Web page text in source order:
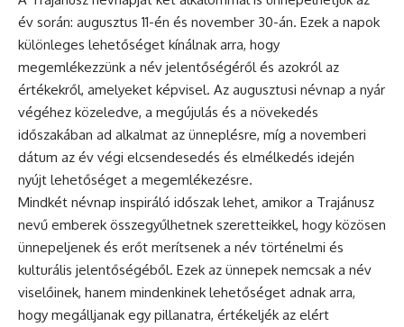
év során: augusztus 11-én és november 30-án. Ezek a napok
különleges lehetőséget kínálnak arra, hogy
megemlékezzünk a név jelentőségéről és azokról az
értékekről, amelyeket képvisel. Az augusztusi névnap a nyár
végéhez közeledve, a megújulás és a növekedés
időszakában ad alkalmat az ünneplésre, míg a novemberi
dátum az év végi elcsendesedés és elmélkedés idején
nyújt lehetőséget a megemlékezésre.
Mindkét névnap inspiráló időszak lehet, amikor a Trajánusz
nevű emberek összegyűlhetnek szeretteikkel, hogy közösen
ünnepeljenek és erőt merítsenek a név történelmi és
kulturális jelentőségéből. Ezek az ünnepek nemcsak a név
viselőinek, hanem mindenkinek lehetőséget adnak arra,
hogy megálljanak egy pillanatra, értékeljék az elért